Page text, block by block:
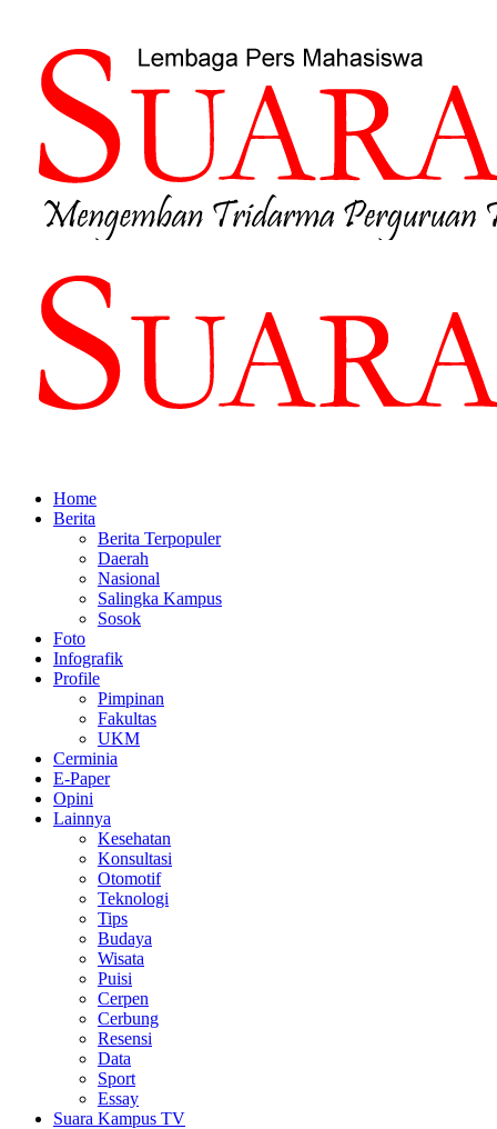
Home
Berita
Berita Terpopuler
Daerah
Nasional
Salingka Kampus
Sosok
Foto
Infografik
Profile
Pimpinan
Fakultas
UKM
Cerminia
E-Paper
Opini
Lainnya
Kesehatan
Konsultasi
Otomotif
Teknologi
Tips
Budaya
Wisata
Puisi
Cerpen
Cerbung
Resensi
Data
Sport
Essay
Suara Kampus TV